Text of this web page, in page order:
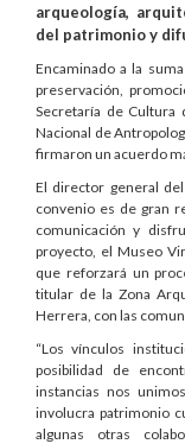
arqueología,
del patrimonio y
Encaminado a la
preservación,
Secretaría de
Nacional de
firmaron un acuerdo
El director general
convenio es de gran
comunicación y
proyecto, el Museo
que reforzará un
titular de la Zona
Herrera, con las
“Los vínculos
posibilidad de
instancias nos
involucra patrimonio
algunas otras